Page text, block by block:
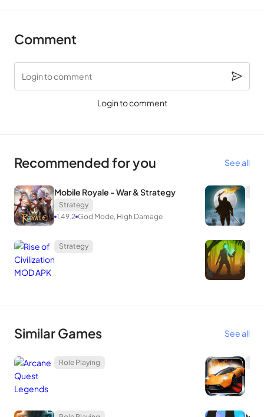
Comment
Login to comment
Login to comment
Recommended for you See all
Mobile Royale - War & Strategy
Strategy
1.49.2 God Mode, High Damage
Strategy
Similar Games See all
Role Playing